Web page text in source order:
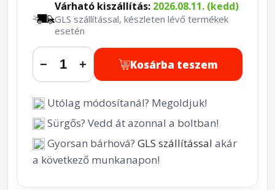
Várható kiszállítás: 2026.08.11. (kedd)
GLS szállítással, készleten lévő termékek
esetén
− + Kosárba teszem
Utólag módosítanál? Megoldjuk!
Sürgős? Vedd át azonnal a boltban!
Gyorsan bárhová? GLS szállítással akár
a következő munkanapon!